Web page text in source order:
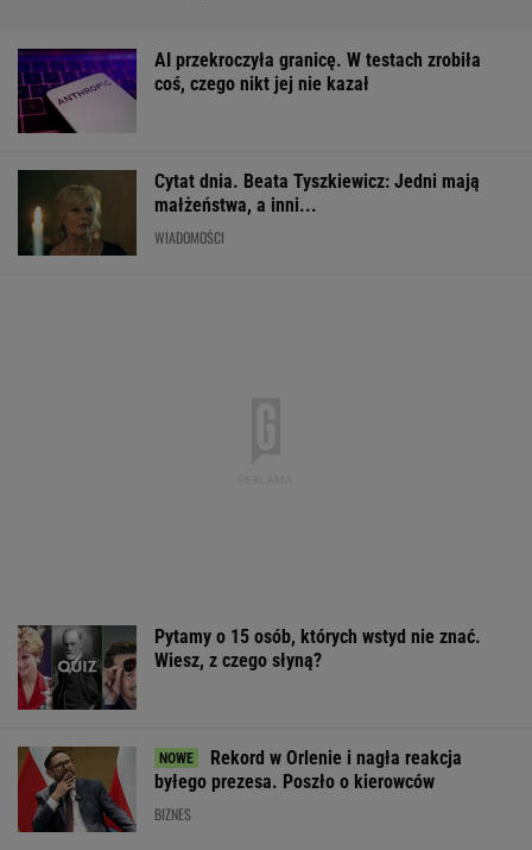
AI przekroczyła granicę. W testach zrobiła
coś, czego nikt jej nie kazał
Cytat dnia. Beata Tyszkiewicz: Jedni mają
małżeństwa, a inni...
WIADOMOŚCI
Pytamy o 15 osób, których wstyd nie znać.
Wiesz, z czego słyną?
Rekord w Orlenie i nagła reakcja
byłego prezesa. Poszło o kierowców
BIZNES